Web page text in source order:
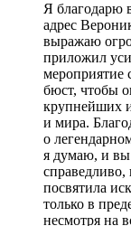
Я благодарю
адрес
выражаю
приложил
мероприятие
бюст, чтобы
крупнейших
и мира.
о
я думаю, и вы
посвятила
только в
несмотря на